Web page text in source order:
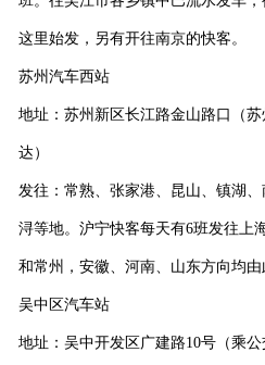
这里始发，另有开往南京的快客。
苏州汽车西站
地址：苏州新区长江路金山路口（
达）
发往：常熟、张家港、昆山、镇湖
浔等地。沪宁快客每天有6班发往上
和常州，安徽、河南、山东方向均由
吴中区汽车站
地址：吴中开发区广建路10号（乘公